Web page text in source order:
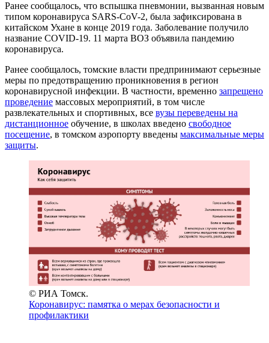
Ранее сообщалось, что вспышка пневмонии, вызванная новым
типом коронавируса SARS-CoV-2, была зафиксирована в
китайском Ухане в конце 2019 года. Заболевание получило
название COVID-19. 11 марта ВОЗ объявила пандемию
коронавируса.
Ранее сообщалось, томские власти предпринимают серьезные
меры по предотвращению проникновения в регион
коронавирусной инфекции. В частности, временно запрещено
проведение массовых мероприятий, в том числе
развлекательных и спортивных, все вузы переведены на
дистанционное обучение, в школах введено свободное
посещение, в томском аэропорту введены максимальные меры
защиты.
© РИА Томск.
Коронавирус: памятка о мерах безопасности и
профилактики